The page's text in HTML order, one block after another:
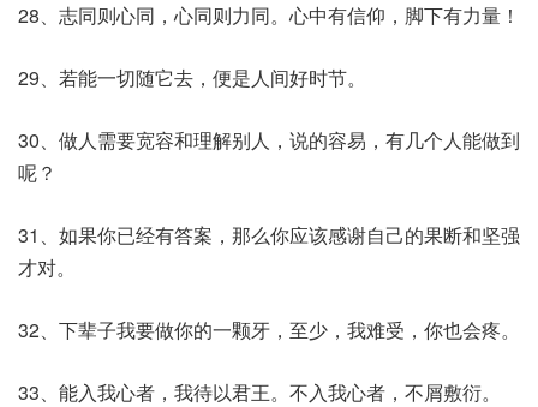
28、志同则心同，心同则力同。心中有信仰，脚下有力量！
29、若能一切随它去，便是人间好时节。
30、做人需要宽容和理解别人，说的容易，有几个人能做到
呢？
31、如果你已经有答案，那么你应该感谢自己的果断和坚强
才对。
32、下辈子我要做你的一颗牙，至少，我难受，你也会疼。
33、能入我心者，我待以君王。不入我心者，不屑敷衍。